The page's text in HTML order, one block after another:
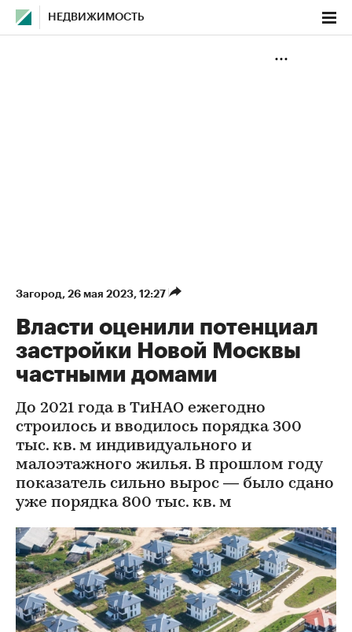
НЕДВИЖИМОСТЬ
Загород⁠, 26 мая 2023, 12:27
Власти оценили потенциал
застройки Новой Москвы
частными домами
До 2021 года в ТиНАО ежегодно
строилось и вводилось порядка 300
тыс. кв. м индивидуального и
малоэтажного жилья. В прошлом году
показатель сильно вырос — было сдано
уже порядка 800 тыс. кв. м